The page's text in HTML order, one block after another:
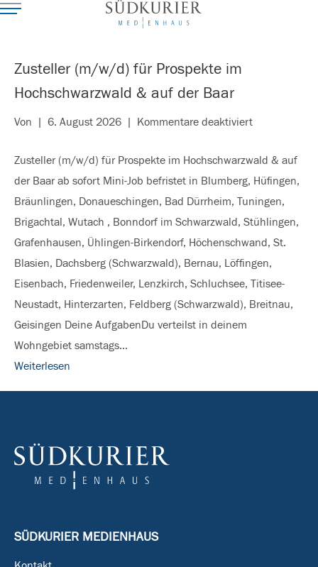
Zusteller (m/w/d) für Prospekte im
Hochschwarzwald & auf der Baar
Von | 6. August 2026 | Kommentare deaktiviertfür
(m/w/d)
für
Prospekte
im
&
auf
der
Zusteller (m/w/d) für Prospekte im Hochschwarzwald & auf
der Baar ab sofort Mini-Job befristet in Blumberg, Hüfingen,
Bräunlingen, Donaueschingen, Bad Dürrheim, Tuningen,
Brigachtal, Wutach , Bonndorf im Schwarzwald, Stühlingen,
Grafenhausen, Ühlingen-Birkendorf, Höchenschwand, St.
Blasien, Dachsberg (Schwarzwald), Bernau, Löffingen,
Eisenbach, Friedenweiler, Lenzkirch, Schluchsee, Titisee-
Neustadt, Hinterzarten, Feldberg (Schwarzwald), Breitnau,
Geisingen Deine AufgabenDu verteilst in deinem
Wohngebiet samstags…
Weiterlesen
SÜDKURIER MEDIENHAUS